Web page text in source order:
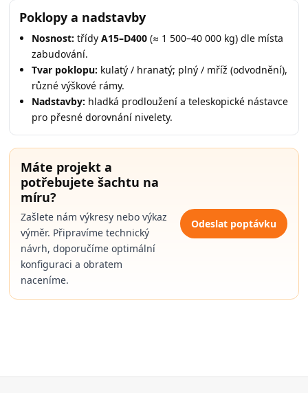
Poklopy a nadstavby
Nosnost: třídyA15–D400 (≈ 1 500–40 000 kg) dle místa
zabudování.
Tvar poklopu: kulatý / hranatý; plný / mříž (odvodnění),
různé výškové rámy.
Nadstavby: hladká prodloužení a teleskopické nástavce
pro přesné dorovnání nivelety.
Máte projekt a
potřebujete šachtu na
míru?
Zašlete nám výkresy nebo výkaz
výměr. Připravíme technický
návrh, doporučíme optimální
konfiguraci a obratem
naceníme.
Odeslat poptávku